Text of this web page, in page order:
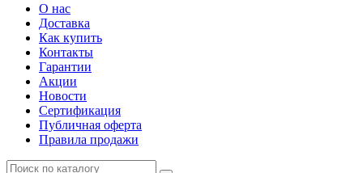
О нас
Доставка
Как купить
Контакты
Гарантии
Акции
Новости
Cертификация
Публичная оферта
Правила продажи